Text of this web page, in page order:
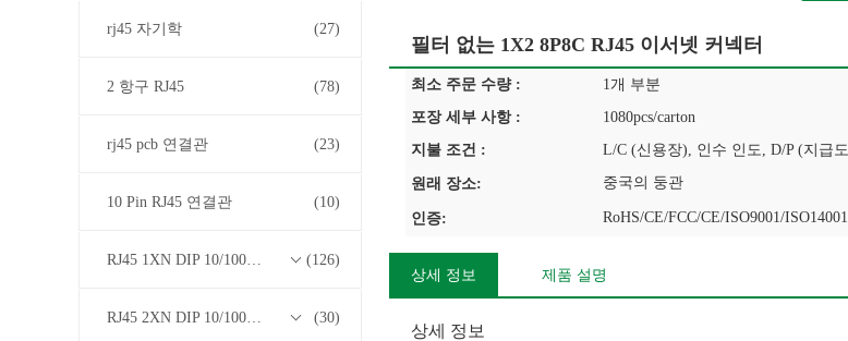
rj45 자기학 (27)
2 항구 RJ45 (78)
rj45 pcb 연결관 (23)
10 Pin RJ45 연결관 (10)
RJ45 1XN DIP 10/100/1000M Base-T 트랜스포머 시리즈 (126)
RJ45 2XN DIP 10/100/1000M Base-T 트랜스포머 시리즈 (30)
필터 없는 1X2 8P8C RJ45 이서넷 커넥터
최소 주문 수량 : 1개 부분
포장 세부 사항 :
1080pcs/carton
지불 조건 :
원래 장소: 중국의 둥관
인증: RoHS/CE/FCC/CE/ISO9001/ISO14001
상세 정보 제품 설명
상세 정보